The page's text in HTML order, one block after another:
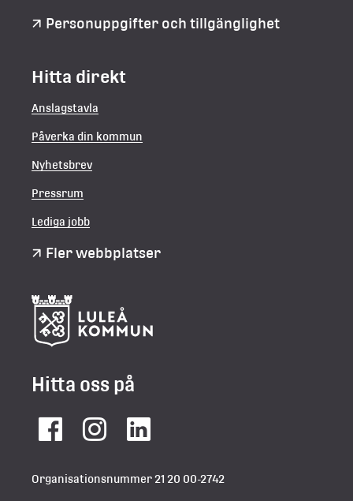
Personuppgifter och tillgänglighet
Hitta direkt
Anslagstavla
Påverka din kommun
Nyhetsbrev
Pressrum
Lediga jobb
Fler webbplatser
Hitta oss på
FacebookInstagramLinkedIn
Organisationsnummer 21 20 00-2742